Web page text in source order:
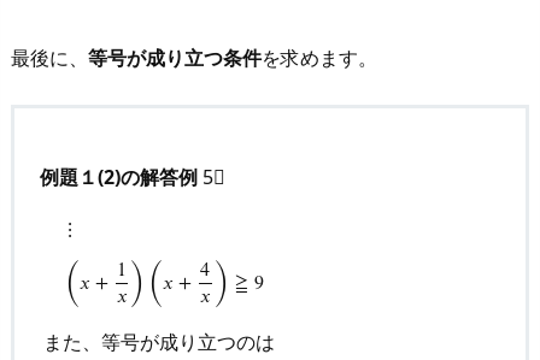
最後に、 等号が成り立つ条件を求めます。
例題１(2)の解答例 5⃣
⋮
(𝑥 + 1
𝑥)(𝑥 + 4
𝑥 ) ≧ 9
また、等号が成り立つのは